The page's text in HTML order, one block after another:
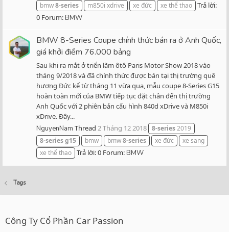
bmw8-series m850i xdrive xe đức xe thể thao Trả lời:
0 Forum:BMW
BMW 8-Series Coupe chính thức bán ra ở Anh Quốc,
giá khởi điểm 76.000 bảng
Sau khi ra mắt ở triển lãm ôtô Paris Motor Show 2018 vào
tháng 9/2018 và đã chính thức được bán tại thị trường quê
hương Đức kể từ tháng 11 vừa qua, mẫu coupe 8-Series G15
hoàn toàn mới của BMW tiếp tục đặt chân đến thị trường
Anh Quốc với 2 phiên bản cấu hình 840d xDrive và M850i
xDrive. Đây...
NguyenNam Thread 2 Tháng 12 2018 8-series2019
8-seriesg15 bmw bmw8-series xe đức
xe sang
xe thể thao Trả lời: 0 Forum:BMW
Tags
Công Ty Cổ Phần Car Passion